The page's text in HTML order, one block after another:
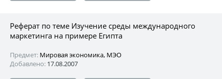
Реферат по теме Изучение среды международного
маркетинга на примере Египта
Предмет: Мировая экономика, МЭО
Добавлено: 17.08.2007